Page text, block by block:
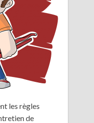
les règles
de